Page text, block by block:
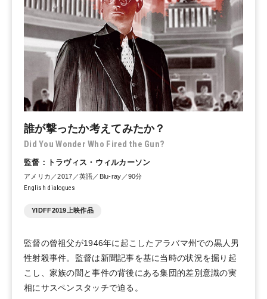
誰が撃ったか考えてみたか？
Did You Wonder Who Fired the Gun?
監督：トラヴィス・ウィルカーソン
アメリカ／2017／英語／Blu-ray／90分
English dialogues
YIDFF2019上映作品
監督の曾祖父が1946年に起こしたアラバマ州での黒人男
性射殺事件。監督は新聞記事を基に当時の状況を掘り起
こし、家族の闇と事件の背後にある集団的差別意識の実
相にサスペンスタッチで迫る。